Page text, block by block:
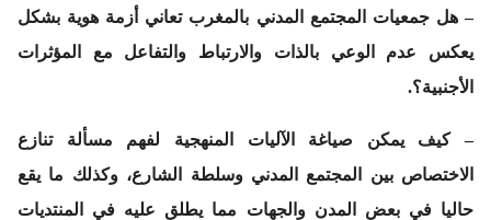
– هل جمعيات المجتمع المدني بالمغرب تعاني أزمة هوية بشكل
يعكس عدم الوعي بالذات والارتباط والتفاعل مع المؤثرات
الأجنبية؟.
– كيف يمكن صياغة الآليات المنهجية لفهم مسألة تنازع
الاختصاص بين المجتمع المدني وسلطة الشارع، وكذلك ما يقع
حاليا في بعض المدن والجهات مما يطلق عليه في المنتديات